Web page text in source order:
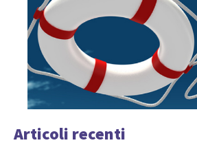
Articoli recenti